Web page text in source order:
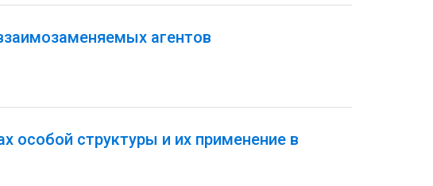
агентов
особой структуры и их применение в